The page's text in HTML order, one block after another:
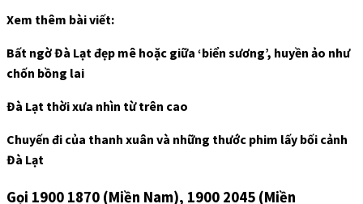
Xem thêm bài viết:
Bất ngờ Đà Lạt đẹp mê hoặc giữa ‘biển sương’, huyền ảo như
chốn bồng lai
Đà Lạt thời xưa nhìn từ trên cao
Chuyến đi của thanh xuân và những thước phim lấy bối cảnh
Đà Lạt
Gọi 1900 1870 (Miền Nam), 1900 2045 (Miền